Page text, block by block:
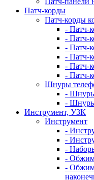
Патч-корды
Патч-корды
- Патч-
- Патч-
- Патч-
- Патч-
- Патч-
- Патч-
Шнуры
-
-
Инструмент, УЗК
Инструмент
-
-
-
-
-